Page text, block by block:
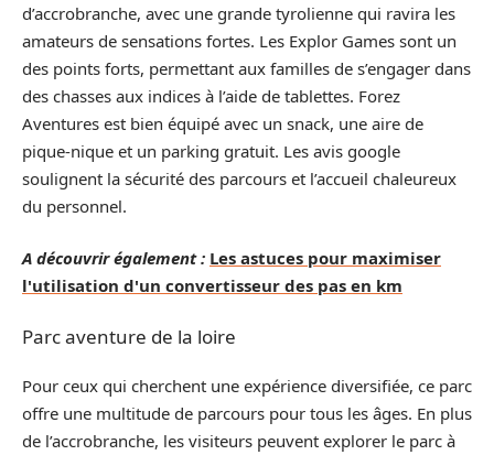
d’accrobranche, avec une grande tyrolienne qui ravira les
amateurs de sensations fortes. Les Explor Games sont un
des points forts, permettant aux familles de s’engager dans
des chasses aux indices à l’aide de tablettes. Forez
Aventures est bien équipé avec un snack, une aire de
pique-nique et un parking gratuit. Les avis google
soulignent la sécurité des parcours et l’accueil chaleureux
du personnel.
A découvrir également : Les astuces pour maximiser
l'utilisation d'un convertisseur des pas en km
Parc aventure de la loire
Pour ceux qui cherchent une expérience diversifiée, ce parc
offre une multitude de parcours pour tous les âges. En plus
de l’accrobranche, les visiteurs peuvent explorer le parc à